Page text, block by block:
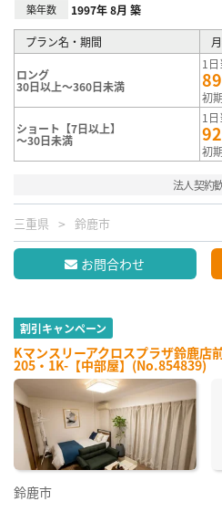
築年数 1997年 8月 築
プラン名・期間
ロング
30日以上～360日未満
1
初
ショート【7日以上】
～30日未満
1
初
法人契約
三重県 鈴鹿市
お問合わせ
割引キャンペーン
Kマンスリーアクロスプラザ鈴鹿店
205・1K-【中部屋】(No.854839)
鈴鹿市